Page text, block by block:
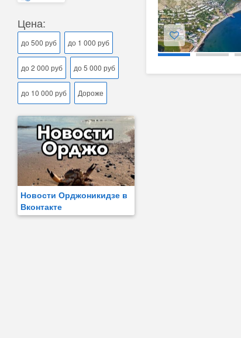
Цена:
до 500 руб до 1 000 руб
до 2 000 руб до 5 000 руб
до 10 000 руб Дороже
Новости Орджоникидзе в
Вконтакте